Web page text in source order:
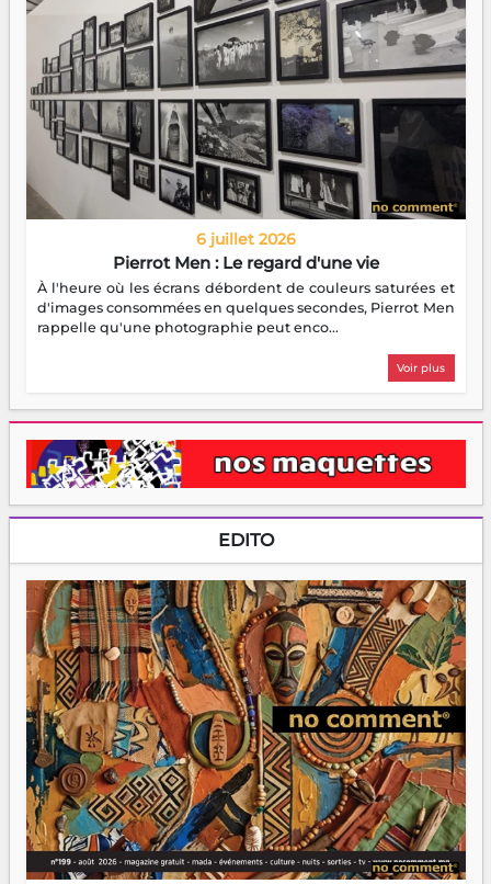
6 juillet 2026
Pierrot Men : Le regard d'une vie
À l'heure où les écrans débordent de couleurs saturées et
d'images consommées en quelques secondes, Pierrot Men
rappelle qu'une photographie peut enco...
Voir plus
EDITO